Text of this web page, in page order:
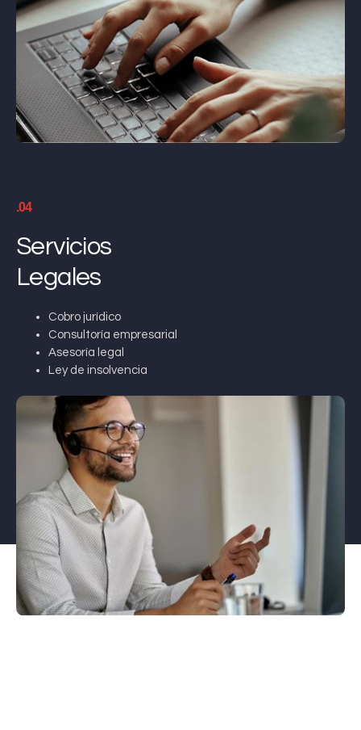
.04
Servicios
Legales
Cobro jurídico
Consultoría empresarial
Asesoría legal
Ley de insolvencia